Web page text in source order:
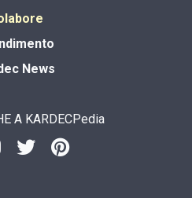
News
A KARDECPedia